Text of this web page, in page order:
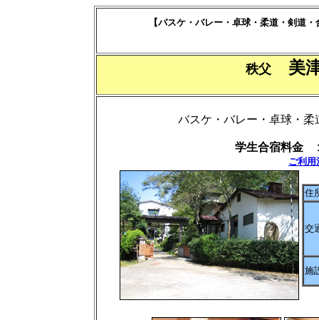
【バスケ・バレー・卓球・柔道・剣
秩父 美
バスケ・バレー・卓球・
学生合宿料金
ご利用
住
交
施